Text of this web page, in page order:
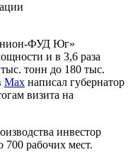
ФУД Юг»
и в 3,6 раза
тонн до 180 тыс.
Max написал губернатор
визита на
инвестор
700 рабочих мест.